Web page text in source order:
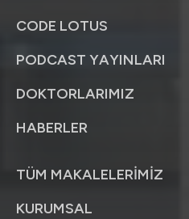
CODE LOTUS
PODCAST YAYINLARI
DOKTORLARIMIZ
HABERLER
TÜM MAKALELERİMİZ
KURUMSAL